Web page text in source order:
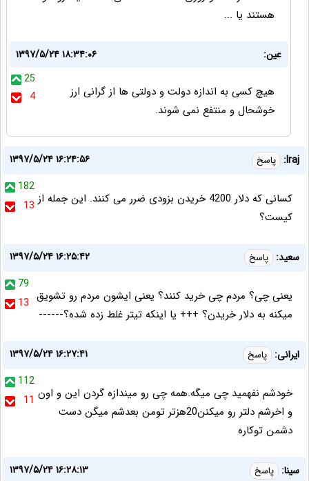
هستند یا ...
عین:
۱۳۹۷/۵/۲۴ ۱۸:۳۴:۰۶
25
4
هیچ کسی به اندازه دولت و دولتی ها از گرانی ارز
خوشحال و منتفع نمی شوند.
Iraj: پاسخ
۱۳۹۷/۵/۲۴ ۱۶:۲۴:۵۶
182
13 کسانی که دلار 4200 خریدن بزودی ضرر می کنند. این جمله از
کیست؟
سعید: پاسخ
۱۳۹۷/۵/۲۴ ۱۶:۲۵:۴۲
79
13 یعنی چی؟ مردم چی خرید کنند؟ یعنی ایشون مردم رو تشویق
میکنه به دلار خریدن؟ +++ یا اینکه تیتر غلط زده شده؟------
ایرانی: پاسخ
۱۳۹۷/۵/۲۴ ۱۶:۲۷:۴۱
112
11 خودشم نفهمید چی میگه.همه چی رو میندازه گردن این و اون
و اخرشم دلتر رو میکنن20هزتر تومن بعدشم میگن دست
دشمن توکاره
سینا: پاسخ
۱۳۹۷/۵/۲۴ ۱۶:۲۸:۱۳